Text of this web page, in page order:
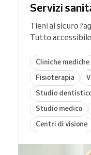
Servizi
Tieni al sicuro
Tutto
Cliniche mediche
Fisioterapia
Studio
Studio medico
Centri di visione